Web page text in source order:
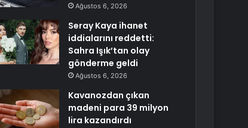
Ağustos 6, 2026
Seray Kaya ihanet
iddialarını reddetti:
Sahra Işık’tan olay
gönderme geldi
Ağustos 6, 2026
Kavanozdan çıkan
madeni para 39 milyon
lira kazandırdı